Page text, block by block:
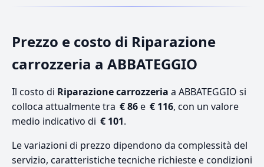
Prezzo e costo di Riparazione
carrozzeria a ABBATEGGIO
Il costo di Riparazione carrozzeria a ABBATEGGIO si
colloca attualmente tra € 86e € 116, con un valore
medio indicativo di € 101.
Le variazioni di prezzo dipendono da complessità del
servizio, caratteristiche tecniche richieste e condizioni